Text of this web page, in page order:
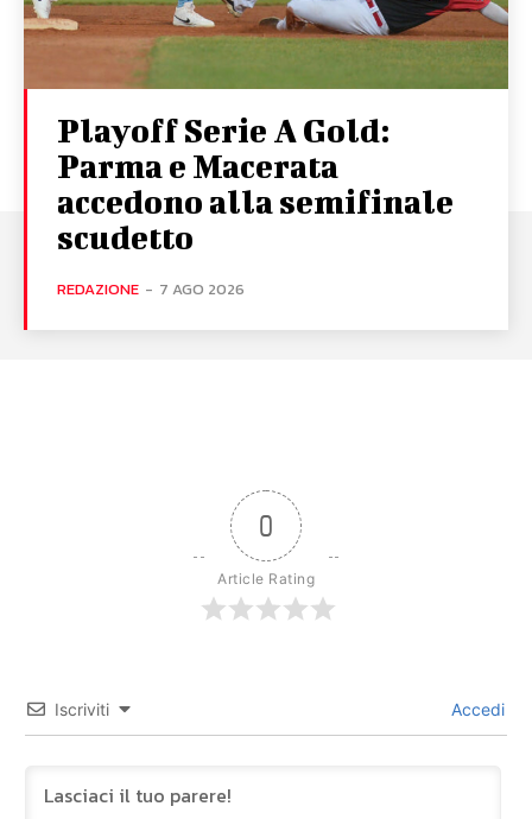
Playoff Serie A Gold:
Parma e Macerata
accedono alla semifinale
scudetto
REDAZIONE - 7 AGO 2026
0
Article Rating
Iscriviti Accedi